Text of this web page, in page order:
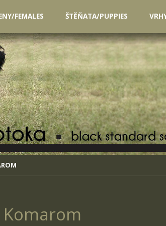
FEMALES ŠTĚŇATA/PUPPIES
Komarom